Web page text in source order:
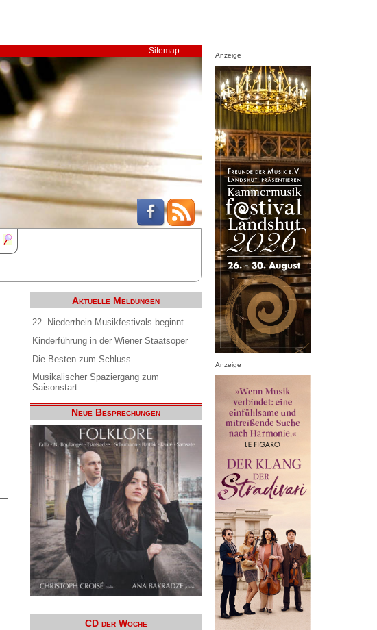
Sitemap
Aktuelle Meldungen
22. Niederrhein Musikfestivals beginnt
Kinderführung in der Wiener Staatsoper
Die Besten zum Schluss
Musikalischer Spaziergang zum
Saisonstart
Neue Besprechungen
CD der Woche
Anzeige
Anzeige